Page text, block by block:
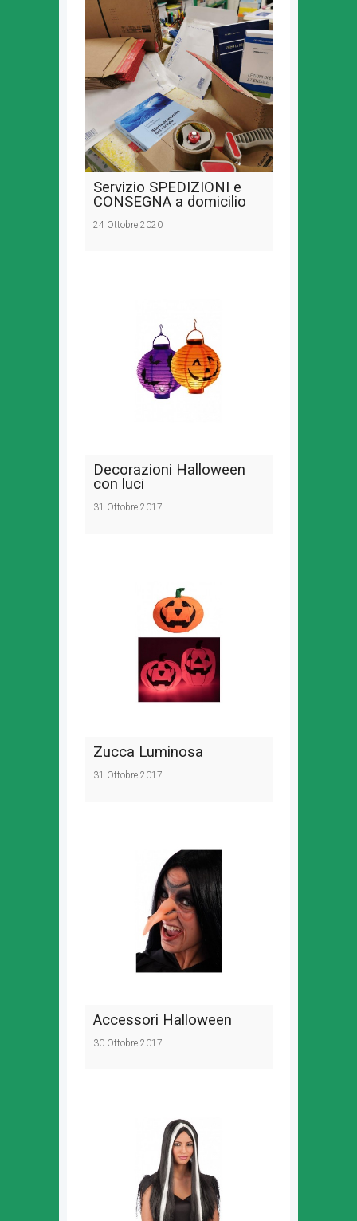
Servizio SPEDIZIONI e
CONSEGNA a domicilio
24 Ottobre 2020
Decorazioni Halloween
con luci
31 Ottobre 2017
Zucca Luminosa
31 Ottobre 2017
Accessori Halloween
30 Ottobre 2017